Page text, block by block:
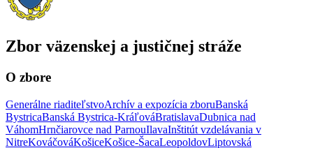
Zbor väzenskej a justičnej stráže
O zbore
Generálne riaditeľstvoArchív a expozícia zboruBanská
BystricaBanská Bystrica-KráľováBratislavaDubnica nad
VáhomHrnčiarovce nad ParnouIlavaInštitút vzdelávania v
NitreKováčováKošiceKošice-ŠacaLeopoldovLiptovská